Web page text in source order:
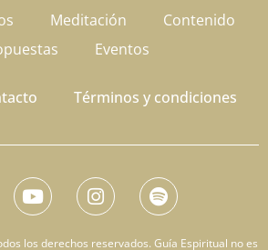
Meditación
Contenido
Eventos
Términos y condiciones
los derechos reservados. Guía Espiritual no es